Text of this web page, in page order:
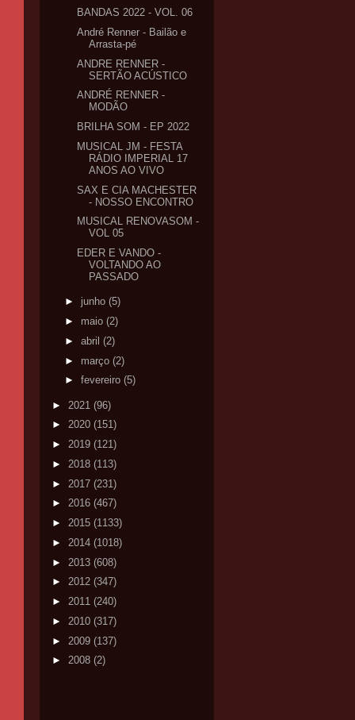
BANDAS 2022 - VOL. 06
André Renner - Bailão e
Arrasta-pé
ANDRE RENNER -
SERTÃO ACÚSTICO
ANDRÉ RENNER -
MODÃO
BRILHA SOM - EP 2022
MUSICAL JM - FESTA
RÁDIO IMPERIAL 17
ANOS AO VIVO
SAX E CIA MACHESTER
- NOSSO ENCONTRO
MUSICAL RENOVASOM -
VOL 05
EDER E VANDO -
VOLTANDO AO
PASSADO
► junho (5)
► maio (2)
► abril (2)
► março (2)
► fevereiro (5)
► 2021 (96)
► 2020 (151)
► 2019 (121)
► 2018 (113)
► 2017 (231)
► 2016 (467)
► 2015 (1133)
► 2014 (1018)
► 2013 (608)
► 2012 (347)
► 2011 (240)
► 2010 (317)
► 2009 (137)
► 2008 (2)